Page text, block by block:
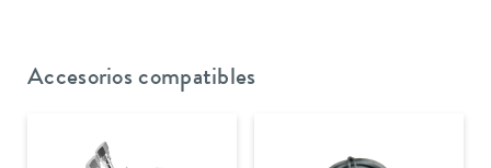
Accesorios compatibles